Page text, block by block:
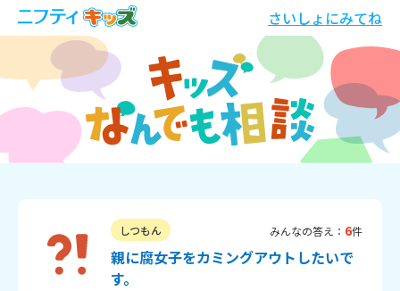
さいしょにみてね
しつもん みんなの答え： 6件
親に腐女子をカミングアウトしたいで
す。